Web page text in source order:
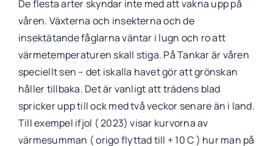
De flesta arter skyndar inte med att vakna upp på
våren. Växterna och insekterna och de
insektätande fåglarna väntar i lugn och ro att
värmetemperaturen skall stiga. På Tankar är våren
speciellt sen – det iskalla havet gör att grönskan
håller tillbaka. Det är vanligt att trädens blad
spricker upp till ock med två veckor senare än i land.
Till exempel ifjol ( 2023) visar kurvorna av
värmesumman ( origo flyttad till + 10 C ) hur man på